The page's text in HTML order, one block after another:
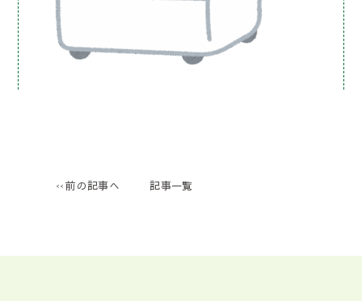
前の記事へ 記事一覧